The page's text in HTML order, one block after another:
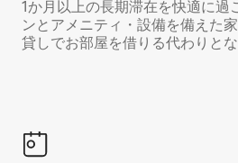
1か月以上の長期滞在を快適に過
ンとアメニティ・設備を備えた
貸しでお部屋を借りる代わりとな